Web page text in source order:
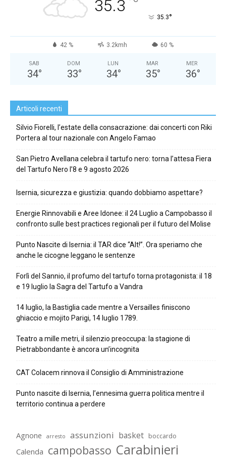
35.3
35.3°
42 % 3.2kmh 60 %
SAB
34°
DOM
33°
LUN
34°
MAR
35°
MER
36°
Articoli recenti
Silvio Fiorelli, l’estate della consacrazione: dai concerti con Riki
Portera al tour nazionale con Angelo Famao
San Pietro Avellana celebra il tartufo nero: torna l’attesa Fiera
del Tartufo Nero l’8 e 9 agosto 2026
Isernia, sicurezza e giustizia: quando dobbiamo aspettare?
Energie Rinnovabili e Aree Idonee: il 24 Luglio a Campobasso il
confronto sulle best practices regionali per il futuro del Molise
Punto Nascite di Isernia: il TAR dice “Alt!”. Ora speriamo che
anche le cicogne leggano le sentenze
Forlì del Sannio, il profumo del tartufo torna protagonista: il 18
e 19 luglio la Sagra del Tartufo a Vandra
14 luglio, la Bastiglia cade mentre a Versailles finiscono
ghiaccio e mojito Parigi, 14 luglio 1789.
Teatro a mille metri, il silenzio preoccupa: la stagione di
Pietrabbondante è ancora un’incognita
CAT Colacem rinnova il Consiglio di Amministrazione
Punto nascite di Isernia, l’ennesima guerra politica mentre il
territorio continua a perdere
Agnone arresto assunzioni basket boccardo
Calenda campobasso Carabinieri